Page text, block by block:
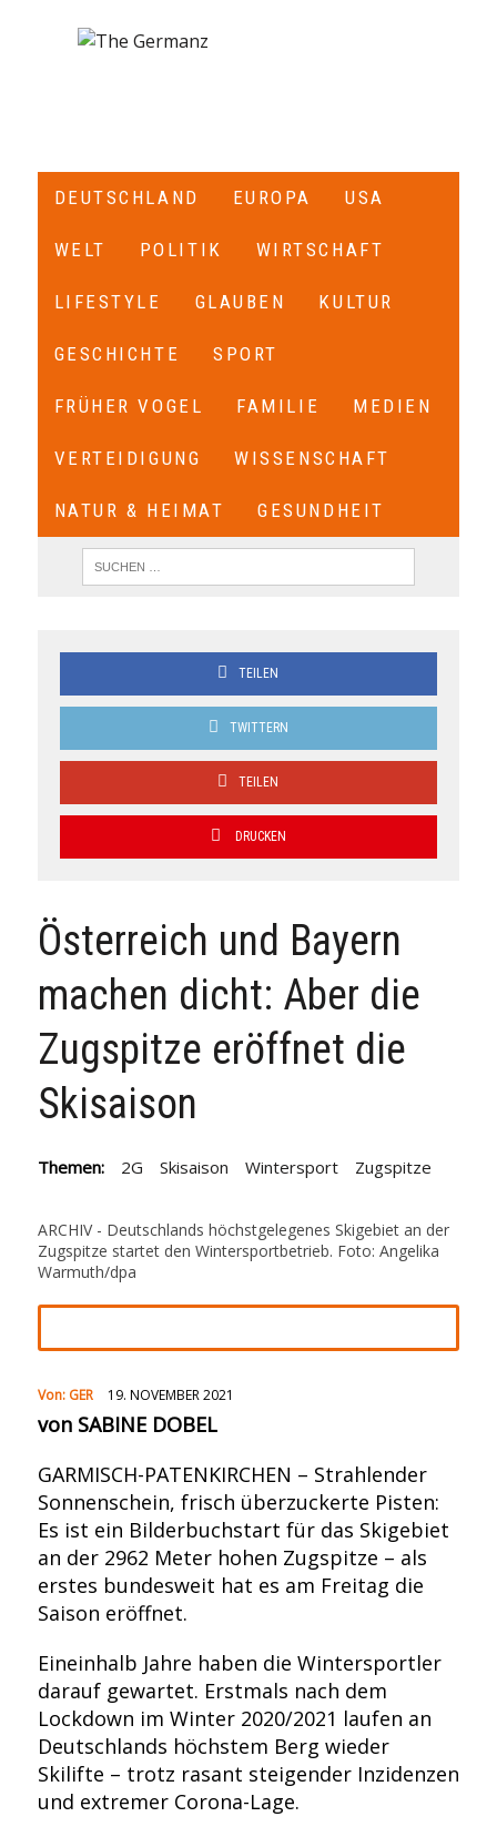
DEUTSCHLAND EUROPA USA
WELT POLITIK WIRTSCHAFT
LIFESTYLE GLAUBEN KULTUR
GESCHICHTE SPORT
FRÜHER VOGEL FAMILIE MEDIEN
VERTEIDIGUNG WISSENSCHAFT
NATUR & HEIMAT GESUNDHEIT
TEILEN
TWITTERN
TEILEN
DRUCKEN
Österreich und Bayern
machen dicht: Aber die
Zugspitze eröffnet die
Skisaison
Themen: 2G Skisaison Wintersport Zugspitze
ARCHIV - Deutschlands höchstgelegenes Skigebiet an der
Zugspitze startet den Wintersportbetrieb. Foto: Angelika
Warmuth/dpa
Von: GER 19. NOVEMBER 2021
von SABINE DOBEL
GARMISCH-PATENKIRCHEN – Strahlender
Sonnenschein, frisch überzuckerte Pisten:
Es ist ein Bilderbuchstart für das Skigebiet
an der 2962 Meter hohen Zugspitze – als
erstes bundesweit hat es am Freitag die
Saison eröffnet.
Eineinhalb Jahre haben die Wintersportler
darauf gewartet. Erstmals nach dem
Lockdown im Winter 2020/2021 laufen an
Deutschlands höchstem Berg wieder
Skilifte – trotz rasant steigender Inzidenzen
und extremer Corona-Lage.